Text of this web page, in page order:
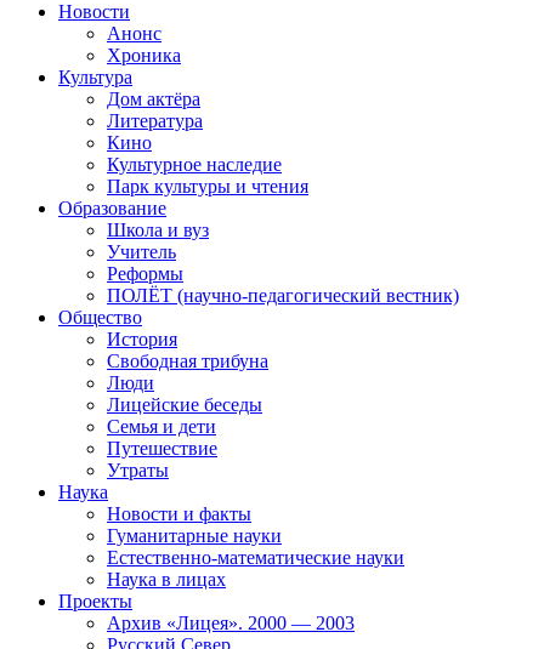
Новости
Анонс
Хроника
Культура
Дом актёра
Литература
Кино
Культурное наследие
Парк культуры и чтения
Образование
Школа и вуз
Учитель
Реформы
ПОЛЁТ (научно-педагогический вестник)
Общество
История
Свободная трибуна
Люди
Лицейские беседы
Семья и дети
Путешествие
Утраты
Наука
Новости и факты
Гуманитарные науки
Естественно-математические науки
Наука в лицах
Проекты
Архив «Лицея». 2000 — 2003